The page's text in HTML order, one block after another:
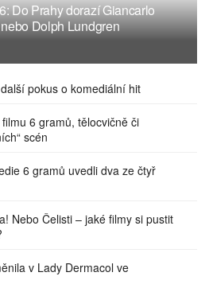
Do Prahy dorazí Giancarlo
Dolph Lundgren
pokus o komediální hit
6 gramů, tělocvičně či
scén
6 gramů uvedli dva ze čtyř
Nebo Čelisti – jaké filmy si pustit
v Lady Dermacol ve